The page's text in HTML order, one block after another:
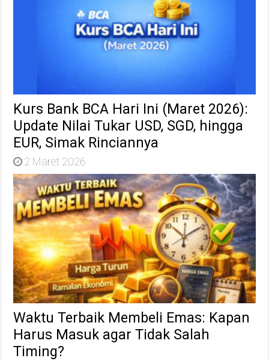
Kurs Bank BCA Hari Ini (Maret 2026):
Update Nilai Tukar USD, SGD, hingga
EUR, Simak Rinciannya
2 Maret 2026
Waktu Terbaik Membeli Emas: Kapan
Harus Masuk agar Tidak Salah
Timing?